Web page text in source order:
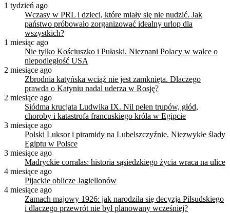
1 tydzień ago
Wczasy w PRL i dzieci, które miały się nie nudzić. Jak
państwo próbowało zorganizować idealny urlop dla
wszystkich?
1 miesiąc ago
Nie tylko Kościuszko i Pułaski. Nieznani Polacy w walce o
niepodległość USA
2 miesiące ago
Zbrodnia katyńska wciąż nie jest zamknięta. Dlaczego
prawda o Katyniu nadal uderza w Rosję?
2 miesiące ago
Siódma krucjata Ludwika IX. Nil pełen trupów, głód,
choroby i katastrofa francuskiego króla w Egipcie
3 miesiące ago
Polski Luksor i piramidy na Lubelszczyźnie. Niezwykłe ślady
Egiptu w Polsce
3 miesiące ago
Madryckie corralas: historia sąsiedzkiego życia wraca na ulice
4 miesiące ago
Pijackie oblicze Jagiellonów
4 miesiące ago
Zamach majowy 1926: jak narodziła się decyzja Piłsudskiego
i dlaczego przewrót nie był planowany wcześniej?